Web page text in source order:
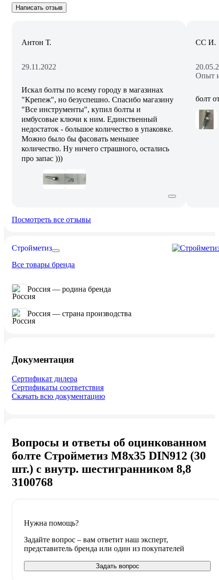
Написать отзыв
Антон Т.
29.11.2022
Искал болты по всему городу в магазинах
"Крепеж", но безуспешно. Спасибо магазину
"Все инструменты", купил болты и
имбусовые ключи к ним. Единственный
недостаток - большое количество в упаковке.
Можно было бы фасовать меньшее
количество. Ну ничего страшного, остались
про запас )))
СС И.
Опыт
болт
Посмотреть все отзывы
Стройметиз
Все товары бренда
Россия — родина бренда
Россия — страна производства
Документация
Сертификат дилера
Сертификаты соответствия
Скачать всю документацию
Вопросы и ответы об оцинкованном
болте Стройметиз М8х35 DIN912 (30
шт.) с внутр. шестигранником 8,8
3100768
Нужна помощь?
Задайте вопрос – вам ответит наш эксперт,
представитель бренда или один из покупателей
Задать вопрос